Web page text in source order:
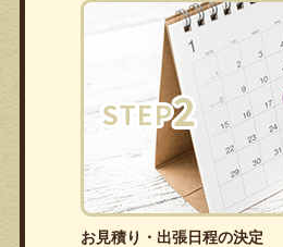
お見積り・出張日程の決定